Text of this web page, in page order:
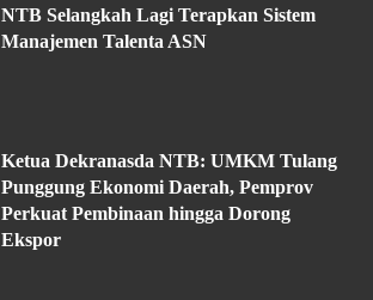
NTB Selangkah Lagi Terapkan Sistem
Manajemen Talenta ASN
Ketua Dekranasda NTB: UMKM Tulang
Punggung Ekonomi Daerah, Pemprov
Perkuat Pembinaan hingga Dorong
Ekspor